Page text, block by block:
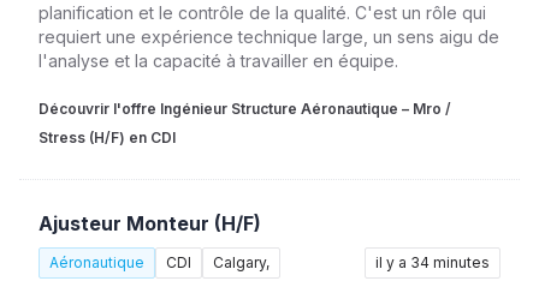
planification et le contrôle de la qualité. C'est un rôle qui
requiert une expérience technique large, un sens aigu de
l'analyse et la capacité à travailler en équipe.
Découvrir l'offre Ingénieur Structure Aéronautique – Mro /
Stress (H/F) en CDI
Ajusteur Monteur (H/F)
Aéronautique CDI Calgary, il y a 34 minutes